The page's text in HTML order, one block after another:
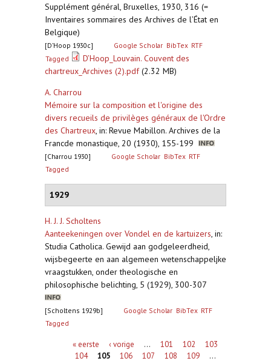
Supplément général, Bruxelles, 1930, 316 (=
Inventaires sommaires des Archives de l’État en
Belgique)
[D’Hoop 1930c] Google Scholar BibTex RTF
Tagged
D’Hoop_Louvain. Couvent des
chartreux_Archives (2).pdf(2.32 MB)
A. Charrou
Mémoire sur la composition et l'origine des
divers recueils de privilèges généraux de l'Ordre
des Chartreux, in: Revue Mabillon. Archives de la
Francde monastique, 20 (1930), 155-199
[Charrou 1930] Google Scholar BibTex RTF
Tagged
1929
H. J. J. Scholtens
Aanteekeningen over Vondel en de kartuizers, in:
Studia Catholica. Gewijd aan godgeleerdheid,
wijsbegeerte en aan algemeen wetenschappeljke
vraagstukken, onder theologische en
philosophische belichting, 5 (1929), 300-307
[Scholtens 1929b] Google Scholar BibTex RTF
Tagged
Pagina's« eerste ‹ vorige … 101 102
103
104
105 106 107 108 109
…